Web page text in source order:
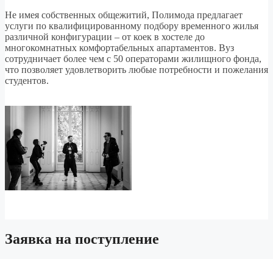
Не имея собственных общежитий, Полимода предлагает
услуги по квалифицированному подбору временного жилья
различной конфигурации – от коек в хостеле до
многокомнатных комфортабельных апартаментов. Вуз
сотрудничает более чем с 50 операторами жилищного фонда,
что позволяет удовлетворить любые потребности и пожелания
студентов.
Заявка на поступление